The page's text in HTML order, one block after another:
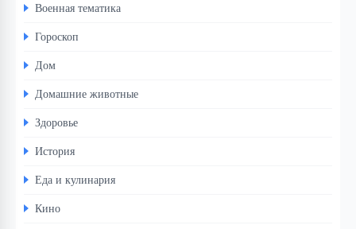
Военная тематика
Гороскоп
Дом
Домашние животные
Здоровье
История
Еда и кулинария
Кино